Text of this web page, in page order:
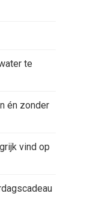
te
én zonder
vind op